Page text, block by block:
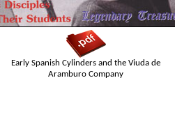
Early Spanish Cylinders and the Viuda de
Aramburo Company